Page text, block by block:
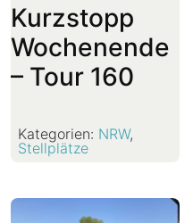
Kurzstopp
Wochenende
– Tour 160
Kategorien: NRW,
Stellplätze